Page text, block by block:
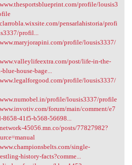
profile/lousis3
pensarlahistoria/profi
profil...
profile/lousis3337/
post/life-in-the-
house-bage...
profile/lousis3337/
profile/lousis3337/profile
forum/main/comment/e7
8658-41f5-b568-56698...
45056.mn.co/posts/77827982?
single-
history-facts?comme...